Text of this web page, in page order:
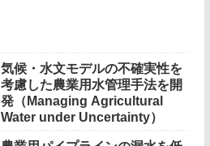
気候・水文モデルの不確実性を
考慮した農業用水管理手法を開
発（Managing Agricultural
Water under Uncertainty）